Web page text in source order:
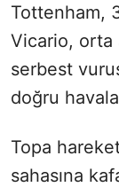
Tottenham,
Vicario, orta
serbest
doğru
Topa
sahasına